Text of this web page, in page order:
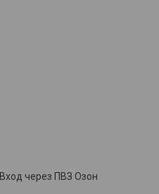
через ПВЗ Озон